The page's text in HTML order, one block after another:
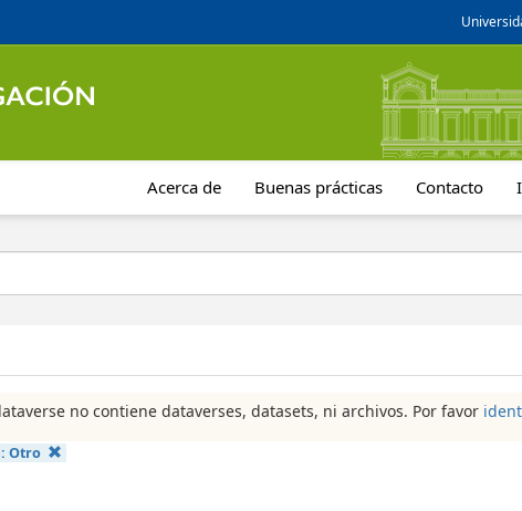
Acerca de Buenas prácticas Contacto
no contiene dataverses, datasets, ni archivos. Por favor
Otro